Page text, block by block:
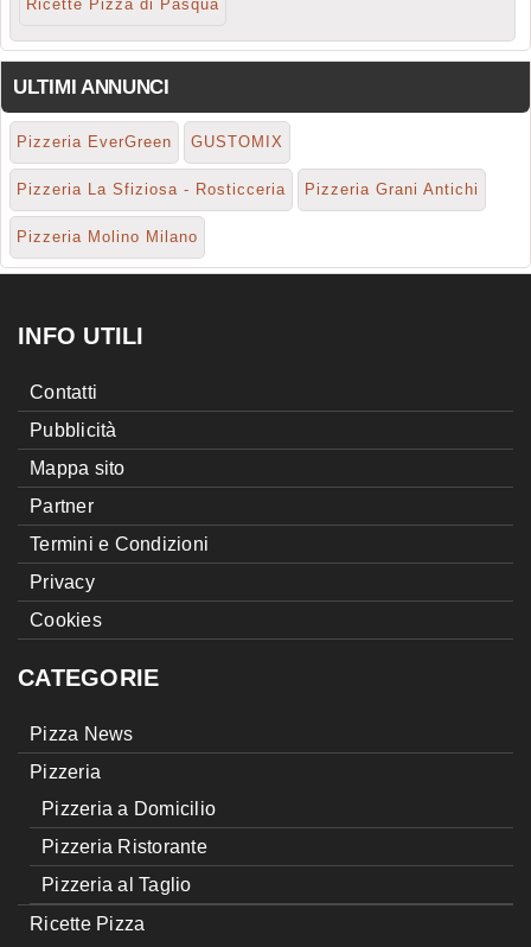
Ricette Pizza di Pasqua
ULTIMI ANNUNCI
Pizzeria EverGreen GUSTOMIX
Pizzeria La Sfiziosa - Rosticceria Pizzeria Grani Antichi
Pizzeria Molino Milano
INFO UTILI
Contatti
Pubblicità
Mappa sito
Partner
Termini e Condizioni
Privacy
Cookies
CATEGORIE
Pizza News
Pizzeria
Pizzeria a Domicilio
Pizzeria Ristorante
Pizzeria al Taglio
Ricette Pizza